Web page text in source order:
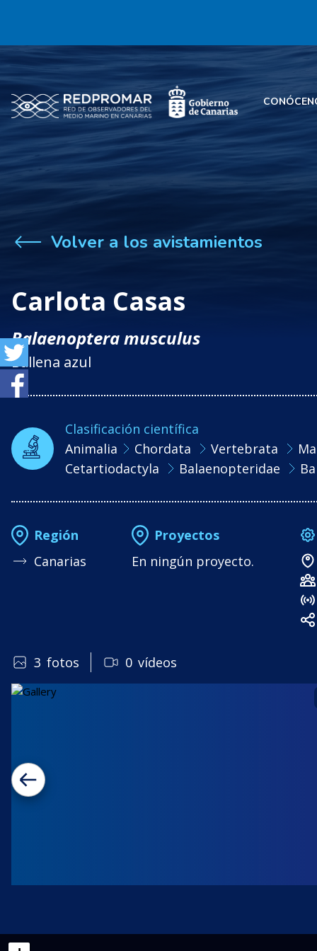
Volver a los avistamientos
Carlota Casas
Balaenoptera musculus
Ballena azul
Clasificación científica
Animalia
Chordata Vertebrata
Cetartiodactyla
Balaenopteridae
Región
Canarias
Proyectos
En ningún proyecto.
3 fotos 0 vídeos